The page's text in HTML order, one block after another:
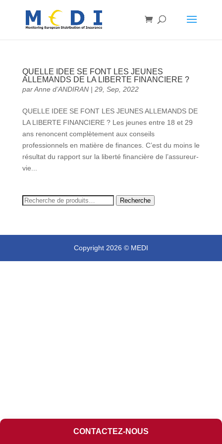
QUELLE IDEE SE FONT LES JEUNES
ALLEMANDS DE LA LIBERTE FINANCIERE ?
parAnne d’ANDIRAN| 29, Sep, 2022
QUELLE IDEE SE FONT LES JEUNES ALLEMANDS DE
LA LIBERTE FINANCIERE ? Les jeunes entre 18 et 29
ans renoncent complètement aux conseils
professionnels en matière de finances. C’est du moins le
résultat du rapport sur la liberté financière de l’assureur-
vie...
Recherche
Recherche
Copyright 2026 © MEDI
CONTACTEZ-NOUS